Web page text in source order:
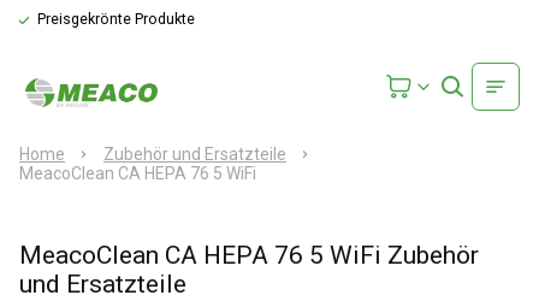
Preisgekrönte Produkte
Home
Zubehör und Ersatzteile
MeacoClean CA HEPA 76 5 WiFi
MeacoClean CA HEPA 76 5 WiFi Zubehör
und Ersatzteile